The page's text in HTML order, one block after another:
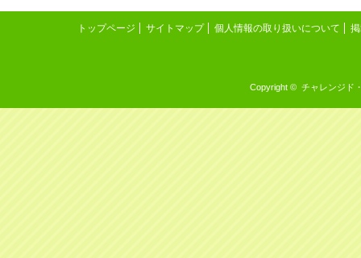
トップページ サイトマップ 個人情報の取り扱いについて
Copyright © チャレンジド